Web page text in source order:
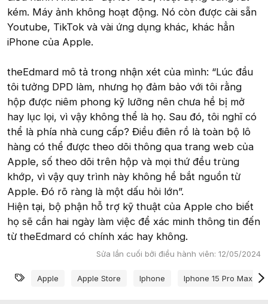
kém. Máy ảnh không hoạt động. Nó còn được cài sẵn
Youtube, TikTok và vài ứng dụng khác, khác hẳn
iPhone của Apple.
theEdmard mô tả trong nhận xét của mình: “Lúc đầu
tôi tưởng DPD làm, nhưng họ đảm bảo với tôi rằng
hộp được niêm phong kỹ lưỡng nên chưa hề bị mở
hay lục lọi, vì vậy không thể là họ. Sau đó, tôi nghĩ có
thể là phía nhà cung cấp? Điều điên rồ là toàn bộ lô
hàng có thể được theo dõi thông qua trang web của
Apple, số theo dõi trên hộp và mọi thứ đều trùng
khớp, vì vậy quy trình này không hề bắt nguồn từ
Apple. Đó rõ ràng là một dấu hỏi lớn”.
Hiện tại, bộ phận hỗ trợ kỹ thuật của Apple cho biết
họ sẽ cần hai ngày làm việc để xác minh thông tin đến
từ theEdmard có chính xác hay không.
Sửa lần cuối bởi điều hành viên: 12/05/2024
Từ khóa
Apple Apple Store Iphone Iphone 15 Pro Max